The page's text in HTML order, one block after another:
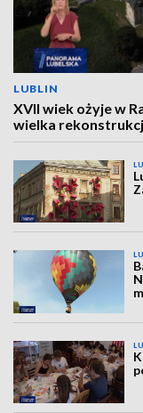
LUBLIN
XVII wiek ożyje w
wielka